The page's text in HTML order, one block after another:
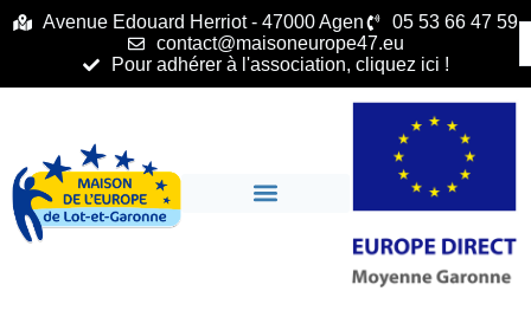
principalAvenue Edouard Herriot - 47000 Agen
05 53 66 47 59
contact@maisoneurope47.eu
Pour adhérer à l'association, cliquez ici !